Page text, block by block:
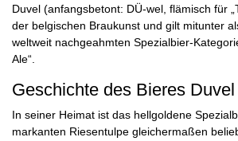
Duvel (anfangsbetont: DÜ-wel, flämisch für
der belgischen Braukunst und gilt mitunter
weltweit nachgeahmten Spezialbier-
Ale“.
Geschichte des Bieres Duvel
In seiner Heimat ist das hellgoldene
markanten Riesentulpe gleichermaßen